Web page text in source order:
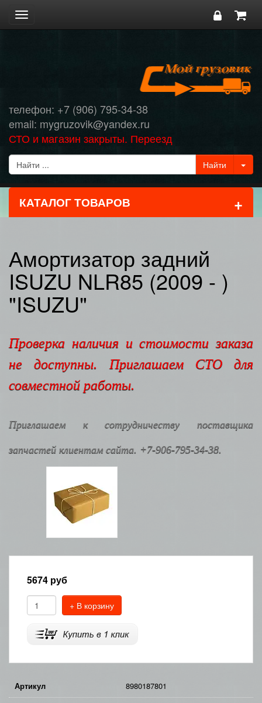
Toggle
navigation
телефон: +7 (906) 795-34-38
email: mygruzovik@yandex.ru
СТО и магазин закрыты. Переезд
КАТАЛОГ ТОВАРОВ +
Амортизатор задний
ISUZU NLR85 (2009 - )
"ISUZU"
Проверка наличия и стоимости заказа
не доступны. Приглашаем СТО для
совместной работы.
Приглашаем к сотрудничеству поставщика
запчастей клиентам сайта. +7-906-795-34-38.
5674 руб
+ В корзину
Артикул 8980187801